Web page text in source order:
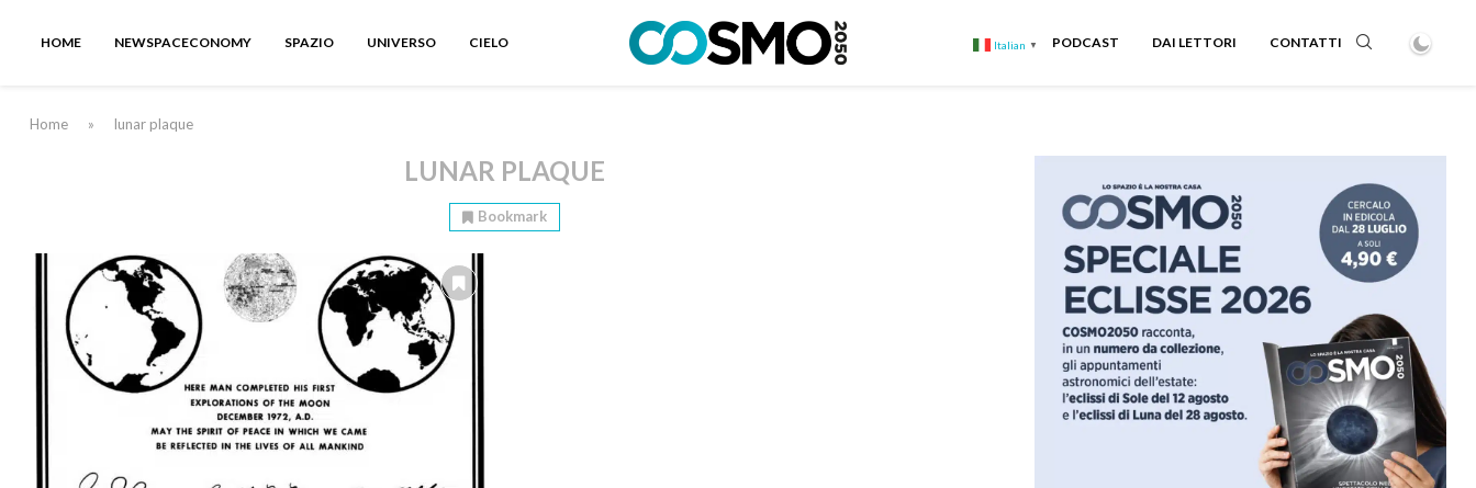
HOME NEWSPACECONOMY SPAZIO UNIVERSO CIELO Italian ▼ PODCAST DAI LETTORI CONTATTI
Home » lunar plaque
LUNAR PLAQUE
Bookmark